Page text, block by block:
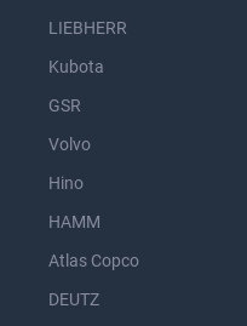
LIEBHERR
Kubota
GSR
Volvo
Hino
HAMM
Atlas Copco
DEUTZ